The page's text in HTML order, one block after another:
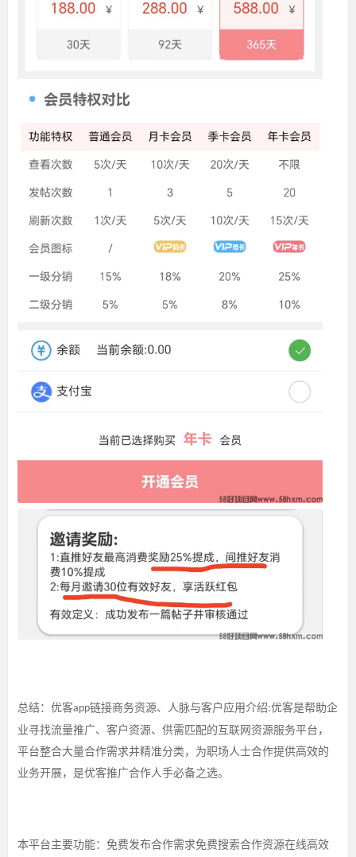
总结：优客app链接商务资源、人脉与客户应用介绍:优客是帮助企
业寻找流量推广、客户资源、供需匹配的互联网资源服务平台，
平台整合大量合作需求并精准分类，为职场人士合作提供高效的
业务开展，是优客推广合作人手必备之选。
本平台主要功能：免费发布合作需求免费搜索合作资源在线高效